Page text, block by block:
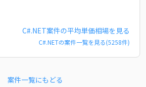
C#.NET案件の平均単価相場を見る
C#.NETの案件一覧を見る(5258件)
案件一覧にもどる